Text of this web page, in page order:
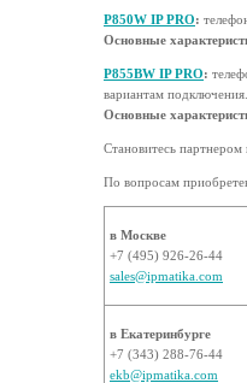
P850W IP PRO:
Основные
P855BW IP PRO:
вариантам подключения.
Основные
Становитесь
По вопросам
в Москве
+7 (495) 926-26-44
sales@ipmatika.com
в Екатеринбурге
+7 (343) 288-76-44
ekb@ipmatika.com